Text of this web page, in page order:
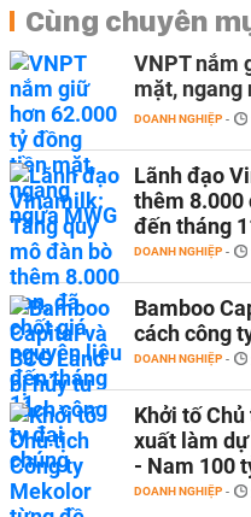
Cùng chuyên
VNPT nắm
mặt, ngang
DOANH NGHIỆP -
Lãnh đạo
thêm 8.000
đến tháng
DOANH NGHIỆP -
Bamboo
cách công
DOANH NGHIỆP -
Khởi tố
xuất làm
- Nam 100
DOANH NGHIỆP -